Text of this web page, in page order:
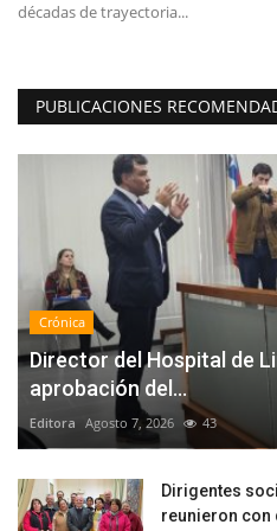
décadas de trayectoria...
PUBLICACIONES
Crónica
Director del Hospital de
aprobación del...
Editora Agosto 7, 2026 43
Dirigentes
reunieron con